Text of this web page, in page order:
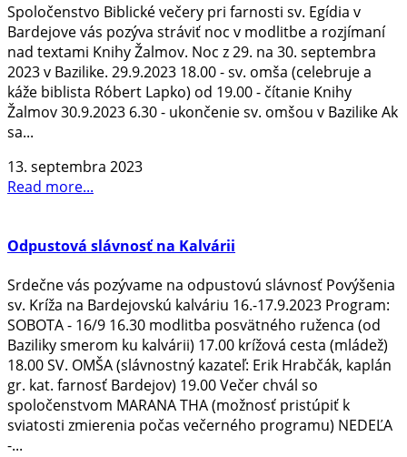
Spoločenstvo Biblické večery pri farnosti sv. Egídia v
Bardejove vás pozýva stráviť noc v modlitbe a rozjímaní
nad textami Knihy Žalmov. Noc z 29. na 30. septembra
2023 v Bazilike. 29.9.2023 18.00 - sv. omša (celebruje a
káže biblista Róbert Lapko) od 19.00 - čítanie Knihy
Žalmov 30.9.2023 6.30 - ukončenie sv. omšou v Bazilike Ak
sa...
13. septembra 2023
Read more...
Odpustová slávnosť na Kalvárii
Srdečne vás pozývame na odpustovú slávnosť Povýšenia
sv. Kríža na Bardejovskú kalváriu 16.-17.9.2023 Program:
SOBOTA - 16/9 16.30 modlitba posvätného ruženca (od
Baziliky smerom ku kalvárii) 17.00 krížová cesta (mládež)
18.00 SV. OMŠA (slávnostný kazateľ: Erik Hrabčák, kaplán
gr. kat. farnosť Bardejov) 19.00 Večer chvál so
spoločenstvom MARANA THA (možnosť pristúpiť k
sviatosti zmierenia počas večerného programu) NEDEĽA
-...